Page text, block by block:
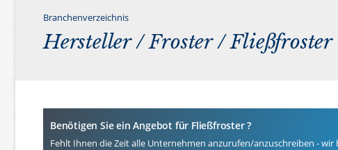
Branchenverzeichnis
Hersteller /Froster/ Fließfroster
Benötigen Sie ein Angebot für Fließfroster ?
Fehlt Ihnen die Zeit alle Unternehmen anzurufen/anzuschreiben -